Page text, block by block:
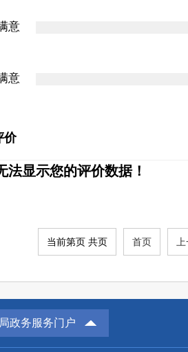
意
意
价
法显示您的评价数据！
当前第页 共页 首页
政务服务门户